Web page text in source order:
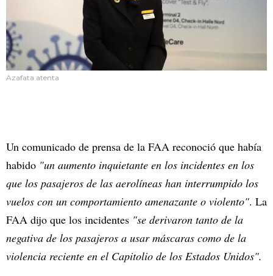
Azafata atenta
Un comunicado de prensa de la FAA reconoció que había
habido "un aumento inquietante en los incidentes en los
que los pasajeros de las aerolíneas han interrumpido los
vuelos con un comportamiento amenazante o violento". La
FAA dijo que los incidentes "se derivaron tanto de la
negativa de los pasajeros a usar máscaras como de la
violencia reciente en el Capitolio de los Estados Unidos".